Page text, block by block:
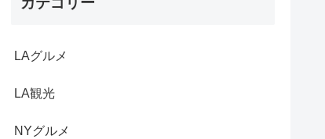
LAグルメ
LA観光
NYグルメ